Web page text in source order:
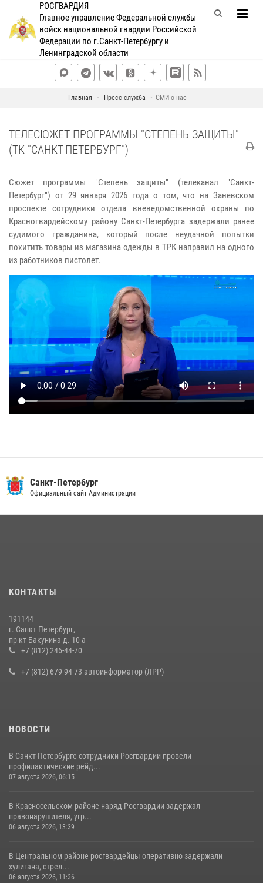
РОСГВАРДИЯ
Главное управление Федеральной службы
войск национальной гвардии Российской
Федерации по г.Санкт-Петербургу и
Ленинградской области
Главная Пресс-служба СМИ о нас
ТЕЛЕСЮЖЕТ ПРОГРАММЫ "СТЕПЕНЬ ЗАЩИТЫ"
(ТК "САНКТ-ПЕТЕРБУРГ")
Сюжет программы "Степень защиты" (телеканал "Санкт-
Петербург") от 29 января 2026 года о том, что на Заневском
проспекте сотрудники отдела вневедомственной охраны по
Красногвардейскому району Санкт-Петербурга задержали ранее
судимого гражданина, который после неудачной попытки
похитить товары из магазина одежды в ТРК направил на одного
из работников пистолет.
Санкт-Петербург
Официальный сайт Администрации
КОНТАКТЫ
191144
г. Санкт Петербург,
пр-кт Бакунина д. 10 а
+7 (812) 246-44-70
+7 (812) 679-94-73 автоинформатор (ЛРР)
НОВОСТИ
В Санкт-Петербурге сотрудники Росгвардии провели
профилактические рейд...
07 августа 2026, 06:15
В Красносельском районе наряд Росгвардии задержал
правонарушителя, угр...
06 августа 2026, 13:39
В Центральном районе росгвардейцы оперативно задержали
хулигана, стрел...
06 августа 2026, 11:36